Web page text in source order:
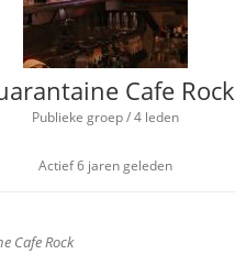
Cafe Rock
Publieke groep / 4 leden
Actief6 jaren geleden
Cafe Rock